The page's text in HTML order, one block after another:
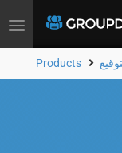
Toggle
Products